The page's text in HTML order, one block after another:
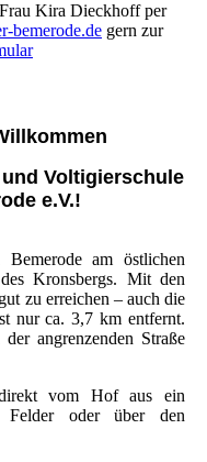
Kira Dieckhoff per
bemerode.de gern zur
Voltigierschule
e.V.!
am östlichen
Kronsbergs. Mit den
zu erreichen – auch die
nur ca. 3,7 km entfernt.
angrenzenden Straße
vom Hof aus ein
Felder oder über den